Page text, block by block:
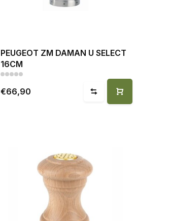
PEUGEOT ZM DAMAN U SELECT
16CM
€66,90